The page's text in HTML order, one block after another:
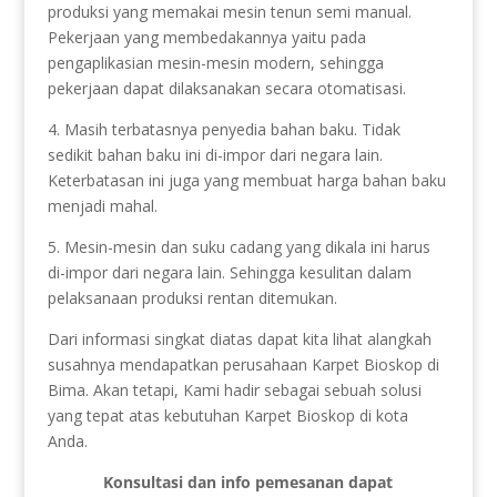
produksi yang memakai mesin tenun semi manual.
Pekerjaan yang membedakannya yaitu pada
pengaplikasian mesin-mesin modern, sehingga
pekerjaan dapat dilaksanakan secara otomatisasi.
4. Masih terbatasnya penyedia bahan baku. Tidak
sedikit bahan baku ini di-impor dari negara lain.
Keterbatasan ini juga yang membuat harga bahan baku
menjadi mahal.
5. Mesin-mesin dan suku cadang yang dikala ini harus
di-impor dari negara lain. Sehingga kesulitan dalam
pelaksanaan produksi rentan ditemukan.
Dari informasi singkat diatas dapat kita lihat alangkah
susahnya mendapatkan perusahaan Karpet Bioskop di
Bima. Akan tetapi, Kami hadir sebagai sebuah solusi
yang tepat atas kebutuhan Karpet Bioskop di kota
Anda.
Konsultasi dan info pemesanan dapat